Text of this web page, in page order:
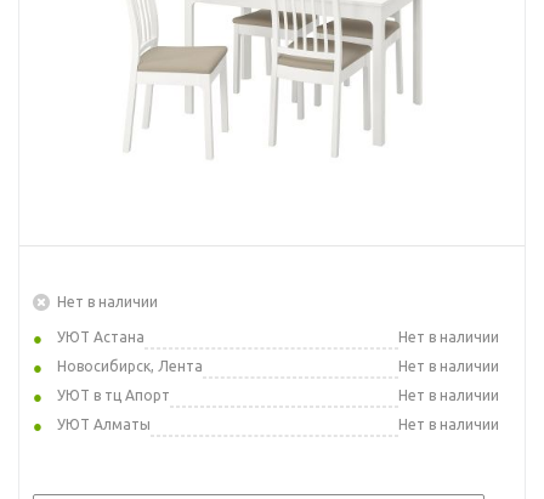
Нет в наличии
УЮТ Астана
Нет в наличии
Новосибирск, Лента
Нет в наличии
УЮТ в тц Апорт
Нет в наличии
УЮТ Алматы
Нет в наличии